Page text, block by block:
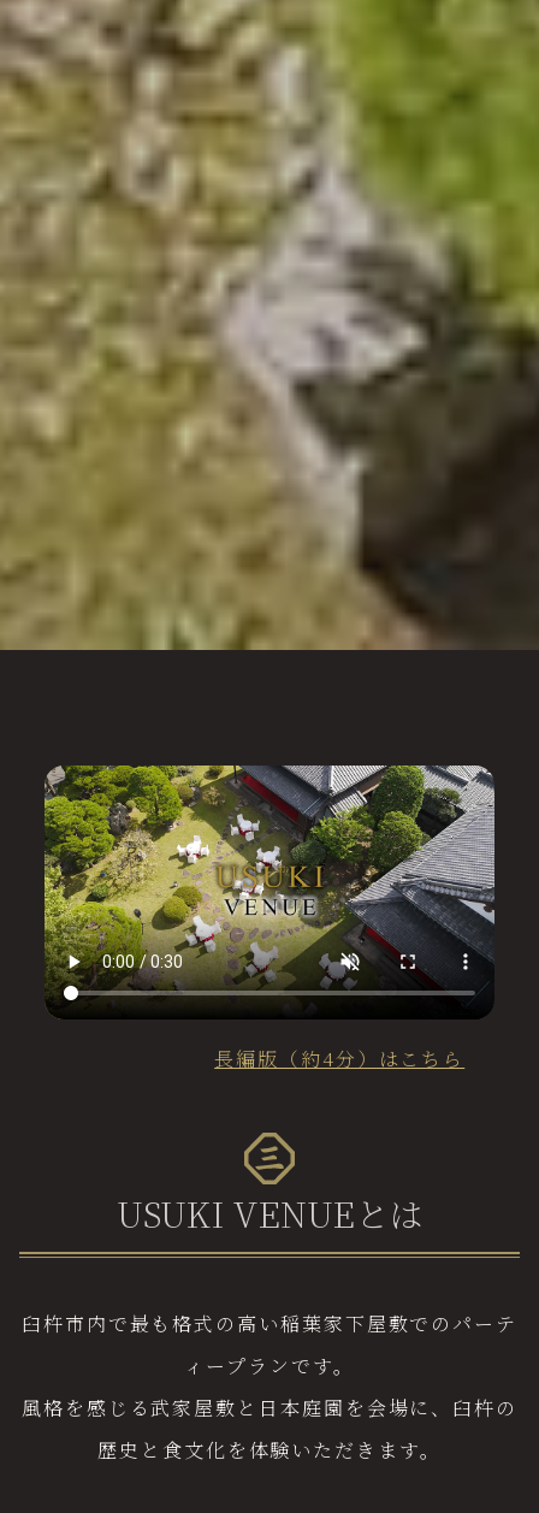
長編版（約4分）はこちら
USUKI VENUEとは
臼杵市内で最も格式の高い稲葉家下屋敷でのパーテ
ィープランです。
風格を感じる武家屋敷と日本庭園を会場に、臼杵の
歴史と食文化を体験いただきます。